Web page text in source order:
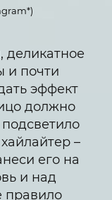
деликатное
и почти
эффект
должно
–
его на
и над
правило